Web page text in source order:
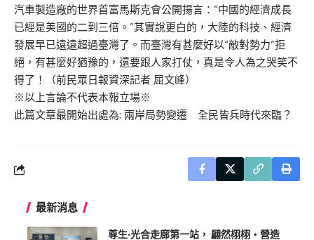
汽車製造廠的世界首富馬斯克會公開揚言：“中國的經濟成長
已經是美國的二到三倍。”其實說更白的，大陸的科技、經濟
發展早已遠遠超過臺灣了。而臺灣有甚麼好以“敵對勢力”拒
絕，有甚麼好猶豫的，還要跟人家打仗，真是令人為之哭笑不
得了！（前民眾日報資深記者 屈文峰）
※以上言論不代表本報立場※
此篇文章最開始出處為: 兩岸局勢變遷 全民皆兵時代來臨？
最新消息
尊生·光合走廊第一站， 翩然栩栩・營造